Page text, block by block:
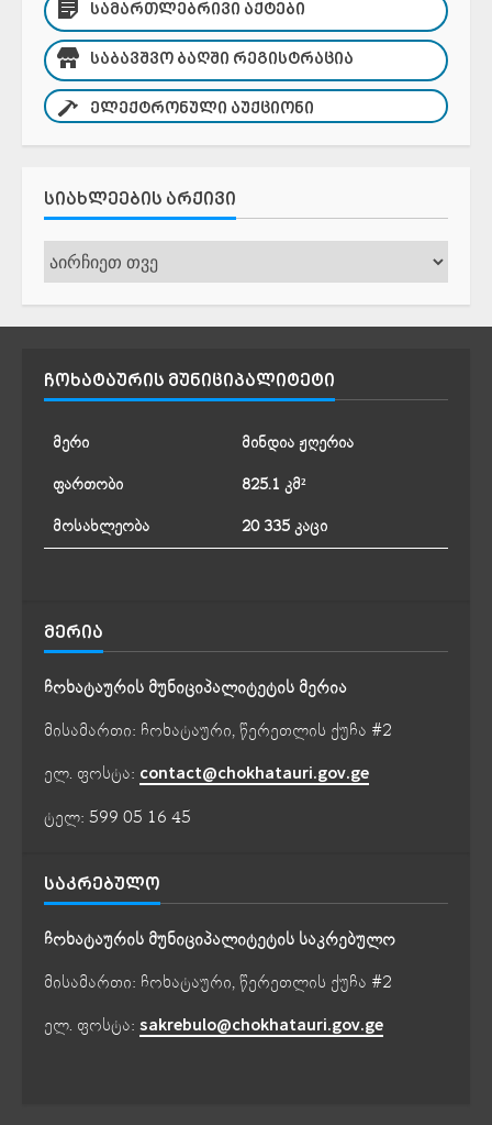
ᲡᲐᲛᲐᲠᲗᲚᲔᲑᲠᲘᲕᲘ ᲐᲥᲢᲔᲑᲘ
ᲡᲐᲑᲐᲕᲨᲕᲝ ᲑᲐᲦᲨᲘ ᲠᲔᲒᲘᲡᲢᲠᲐᲪᲘᲐ
ᲔᲚᲔᲥᲢᲠᲝᲜᲣᲚᲘ ᲐᲣᲥᲪᲘᲝᲜᲘ
ᲡᲘᲐᲮᲚᲔᲔᲑᲘᲡ ᲐᲠᲥᲘᲕᲘ
სიახლეების
არქივი
ᲩᲝᲮᲐᲢᲐᲣᲠᲘᲡ ᲛᲣᲜᲘᲪᲘᲞᲐᲚᲘᲢᲔᲢᲘ
მერი
მინდია ჟღერია
ფართობი
825.1 კმ²
მოსახლეობა
20 335 კაცი
ᲛᲔᲠᲘᲐ
ჩოხატაურის მუნიციპალიტეტის მერია
მისამართი: ჩოხატაური, წერეთლის ქუჩა #2
ელ. ფოსტა: contact@chokhatauri.gov.ge
ტელ: 599 05 16 45
ᲡᲐᲙᲠᲔᲑᲣᲚᲝ
ჩოხატაურის მუნიციპალიტეტის საკრებულო
მისამართი: ჩოხატაური, წერეთლის ქუჩა #2
ელ. ფოსტა: sakrebulo@chokhatauri.gov.ge